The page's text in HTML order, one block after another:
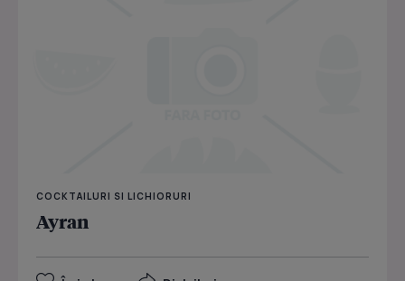
COCKTAILURI SI LICHIORURI
Ayran